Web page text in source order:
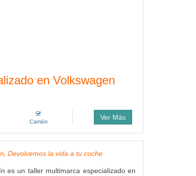
en Volkswagen
Camión
Ver Más
Devolvemos la vida a tu coche
es un taller multimarca especializado en